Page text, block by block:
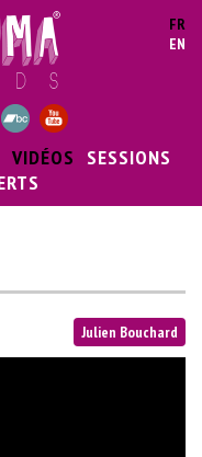
FR
EN
VIDÉOS SESSIONS
Julien Bouchard